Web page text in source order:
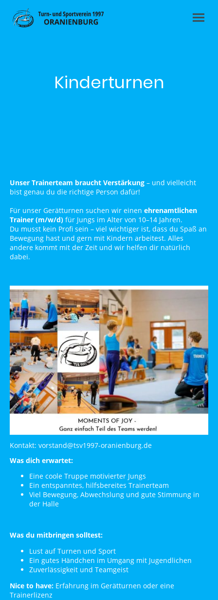
Kinderturnen
Unser Trainerteam braucht Verstärkung – und vielleicht
bist genau du die richtige Person dafür!
Für unser Gerätturnen suchen wir einen ehrenamtlichen
Trainer (m/w/d) für Jungs im Alter von 10–14 Jahren.
Du musst kein Profi sein – viel wichtiger ist, dass du Spaß an
Bewegung hast und gern mit Kindern arbeitest. Alles
andere kommt mit der Zeit und wir helfen dir natürlich
dabei.
Kontakt: vorstand@tsv1997-oranienburg.de
Was dich erwartet:
Eine coole Truppe motivierter Jungs
Ein entspanntes, hilfsbereites Trainerteam
Viel Bewegung, Abwechslung und gute Stimmung in
der Halle
Was du mitbringen solltest:
Lust auf Turnen und Sport
Ein gutes Händchen im Umgang mit Jugendlichen
Zuverlässigkeit und Teamgeist
Nice to have: Erfahrung im Gerätturnen oder eine
Trainerlizenz